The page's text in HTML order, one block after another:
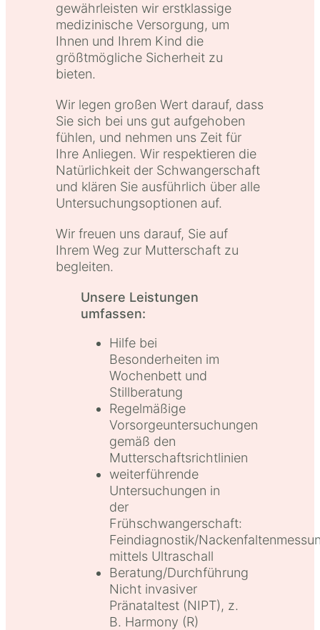
gewährleisten wir erstklassige
medizinische Versorgung, um
Ihnen und Ihrem Kind die
größtmögliche Sicherheit zu
bieten.
Wir legen großen Wert darauf, dass
Sie sich bei uns gut aufgehoben
fühlen, und nehmen uns Zeit für
Ihre Anliegen. Wir respektieren die
Natürlichkeit der Schwangerschaft
und klären Sie ausführlich über alle
Untersuchungsoptionen auf.
Wir freuen uns darauf, Sie auf
Ihrem Weg zur Mutterschaft zu
begleiten.
Unsere Leistungen
umfassen:
Hilfe bei
Besonderheiten im
Wochenbett und
Stillberatung
Regelmäßige
Vorsorgeuntersuchungen
gemäß den
Mutterschaftsrichtlinien
weiterführende
Untersuchungen in
der
Frühschwangerschaft:
Feindiagnostik/
mittels Ultraschall
Beratung/Durchführung
Nicht invasiver
Pränataltest (NIPT), z.
B. Harmony (R)